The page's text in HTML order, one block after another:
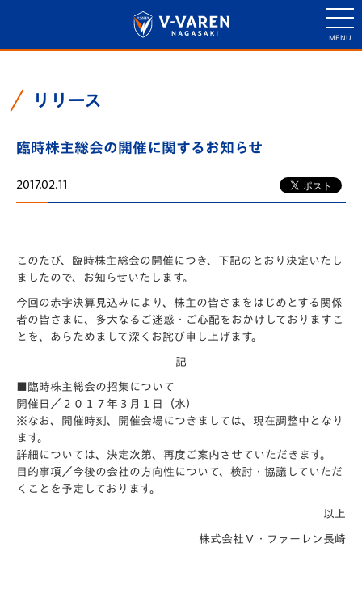
リリース
臨時株主総会の開催に関するお知らせ
2017.02.11
このたび、臨時株主総会の開催につき、下記のとおり決定いたし
ましたので、お知らせいたします。
今回の赤字決算見込みにより、株主の皆さまをはじめとする関係
者の皆さまに、多大なるご迷惑・ご心配をおかけしておりますこ
とを、あらためまして深くお詫び申し上げます。
記
■臨時株主総会の招集について
開催日／２０１７年３月１日（水）
※なお、開催時刻、開催会場につきましては、現在調整中となり
ます。
詳細については、決定次第、再度ご案内させていただきます。
目的事項／今後の会社の方向性について、検討・協議していただ
くことを予定しております。
以上
株式会社Ｖ・ファーレン長崎